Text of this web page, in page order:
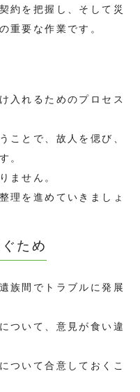
約を把握し、そして災
重要な作業です。
入れるためのプロセス
ことで、故人を偲び、
。
ません。
理を進めていきましょ
ため
族間でトラブルに発展
ついて、意見が食い違
ついて合意しておくこ